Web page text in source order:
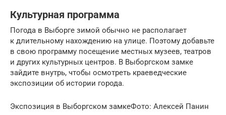
Культурная программа
Погода в Выборге зимой обычно не располагает
к длительному нахождению на улице. Поэтому добавьте
в свою программу посещение местных музеев, театров
и других культурных центров. В Выборгском замке
зайдите внутрь, чтобы осмотреть краеведческие
экспозиции об истории города.
Экспозиция в Выборгском замкеФото: Алексей Панин